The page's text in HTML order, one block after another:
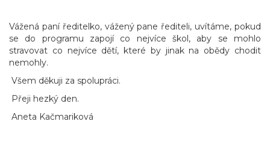
Vážená paní ředitelko, vážený pane řediteli, uvítáme, pokud
se do programu zapojí co nejvíce škol, aby se mohlo
stravovat co nejvíce dětí, které by jinak na obědy chodit
nemohly.
Všem děkuji za spolupráci.
Přeji hezký den.
Aneta Kačmariková